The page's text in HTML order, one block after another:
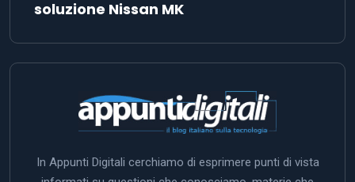
soluzione Nissan MK
In Appunti Digitali cerchiamo di esprimere punti di vista